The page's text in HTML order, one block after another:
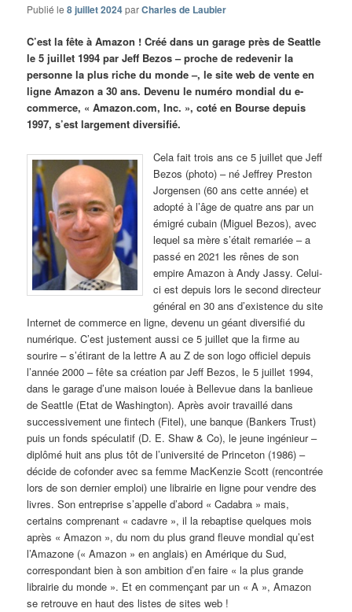
Publié le8 juillet 2024parCharles de Laubier
C’est la fête à Amazon ! Créé dans un garage près de Seattle
le 5 juillet 1994 par Jeff Bezos – proche de redevenir la
personne la plus riche du monde –, le site web de vente en
ligne Amazon a 30 ans. Devenu le numéro mondial du e-
commerce, « Amazon.com, Inc. », coté en Bourse depuis
1997, s’est largement diversifié.
Cela fait trois ans ce 5 juillet que Jeff
Bezos (photo) – né Jeffrey Preston
Jorgensen (60 ans cette année) et
adopté à l’âge de quatre ans par un
émigré cubain (Miguel Bezos), avec
lequel sa mère s’était remariée – a
passé en 2021 les rênes de son
empire Amazon à Andy Jassy. Celui-
ci est depuis lors le second directeur
général en 30 ans d’existence du site
Internet de commerce en ligne, devenu un géant diversifié du
numérique. C’est justement aussi ce 5 juillet que la firme au
sourire – s’étirant de la lettre A au Z de son logo officiel depuis
l’année 2000 – fête sa création par Jeff Bezos, le 5 juillet 1994,
dans le garage d’une maison louée à Bellevue dans la banlieue
de Seattle (Etat de Washington). Après avoir travaillé dans
successivement une fintech (Fitel), une banque (Bankers Trust)
puis un fonds spéculatif (D. E. Shaw & Co), le jeune ingénieur –
diplômé huit ans plus tôt de l’université de Princeton (1986) –
décide de cofonder avec sa femme MacKenzie Scott (rencontrée
lors de son dernier emploi) une librairie en ligne pour vendre des
livres. Son entreprise s’appelle d’abord « Cadabra » mais,
certains comprenant « cadavre », il la rebaptise quelques mois
après « Amazon », du nom du plus grand fleuve mondial qu’est
l’Amazone (« Amazon » en anglais) en Amérique du Sud,
correspondant bien à son ambition d’en faire « la plus grande
librairie du monde ». Et en commençant par un « A », Amazon
se retrouve en haut des listes de sites web !